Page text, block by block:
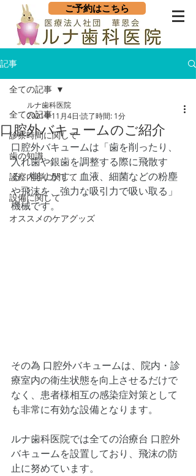
ご予約はこちら
記事
全ての記事
診察時間に関して
歯の知識
診察内容に関して
設備に関して
オススメのケアグッズ
全ての記事
口腔外バキュームのご紹介
ルナ歯科医院
2021年11月4日 読了時間: 1分
口腔外バキュームは「歯を削ったり、
入れ歯や銀歯を調整する際に飛散す
る、削りかす、血液、細菌などの粉塵
や飛沫を、強力な吸引力で吸い取る」
機械です。
その為 口腔外バキュームは、院内・診
療室内の衛生状態を向上させるだけで
なく、患者様相互の感染症対策として
も非常に有効な設備となります。
ルナ歯科医院では全ての治療台 口腔外
バキュームを設置しており、飛沫の防
止に努めています。